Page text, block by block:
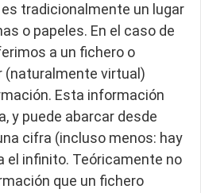
tradicionalmente un lugar
o papeles. En el caso de
a un fichero o
(naturalmente virtual)
Esta información
y puede abarcar desde
cifra (incluso menos: hay
el infinito. Teóricamente no
que un fichero